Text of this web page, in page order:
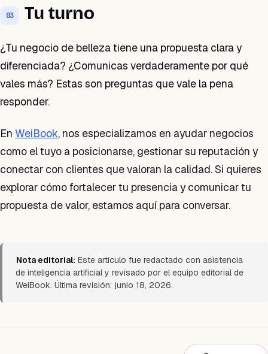
03 Tu turno
¿Tu negocio de belleza tiene una propuesta clara y
diferenciada? ¿Comunicas verdaderamente por qué
vales más? Estas son preguntas que vale la pena
responder.
En WeiBook, nos especializamos en ayudar negocios
como el tuyo a posicionarse, gestionar su reputación y
conectar con clientes que valoran la calidad. Si quieres
explorar cómo fortalecer tu presencia y comunicar tu
propuesta de valor, estamos aquí para conversar.
Nota editorial: Este artículo fue redactado con asistencia
de inteligencia artificial y revisado por el equipo editorial de
WeiBook. Última revisión: junio 18, 2026.